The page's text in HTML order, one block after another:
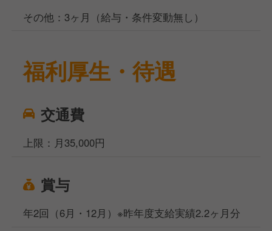
その他：3ヶ月（給与・条件変動無し）
福利厚生・待遇
交通費
上限：月35,000円
賞与
年2回（6月・12月）※昨年度支給実績2.2ヶ月分